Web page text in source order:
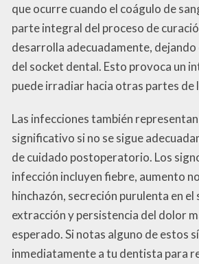
que ocurre cuando el coágulo de
parte integral del proceso de
desarrolla adecuadamente, dejando
del socket dental. Esto provoca un
puede irradiar hacia otras partes de
Las infecciones también
significativo si no se sigue
de cuidado postoperatorio. Los
infección incluyen fiebre, aumento
hinchazón, secreción purulenta en el
extracción y persistencia del dolor
esperado. Si notas alguno de estos
inmediatamente a tu dentista para